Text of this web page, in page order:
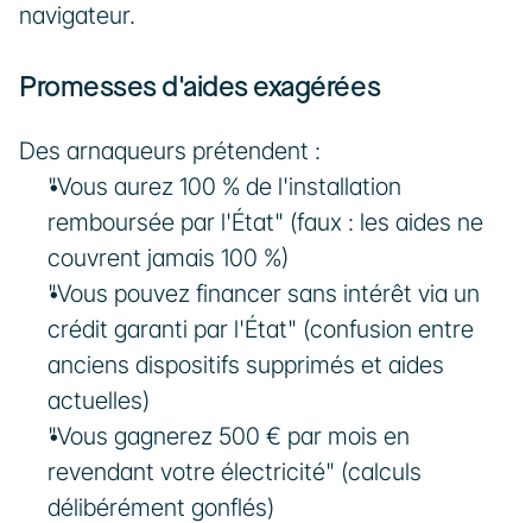
navigateur.
Promesses d'aides exagérées
Des arnaqueurs prétendent :
"Vous aurez 100 % de l'installation
remboursée par l'État" (faux : les aides ne
couvrent jamais 100 %)
"Vous pouvez financer sans intérêt via un
crédit garanti par l'État" (confusion entre
anciens dispositifs supprimés et aides
actuelles)
"Vous gagnerez 500 € par mois en
revendant votre électricité" (calculs
délibérément gonflés)